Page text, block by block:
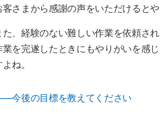
客さまから感謝の声をいただけるとや
た、経験のない難しい作業を依頼さ
業を完遂したときにもやりがいを感
ね。
今後の目標を教えてください